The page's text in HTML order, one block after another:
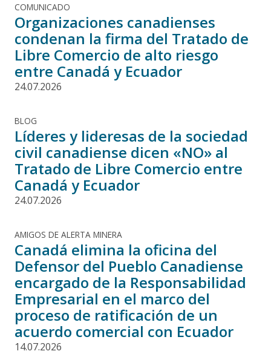
COMUNICADO
Organizaciones canadienses
condenan la firma del Tratado de
Libre Comercio de alto riesgo
entre Canadá y Ecuador
24.07.2026
BLOG
Líderes y lideresas de la sociedad
civil canadiense dicen «NO» al
Tratado de Libre Comercio entre
Canadá y Ecuador
24.07.2026
AMIGOS DE ALERTA MINERA
Canadá elimina la oficina del
Defensor del Pueblo Canadiense
encargado de la Responsabilidad
Empresarial en el marco del
proceso de ratificación de un
acuerdo comercial con Ecuador
14.07.2026